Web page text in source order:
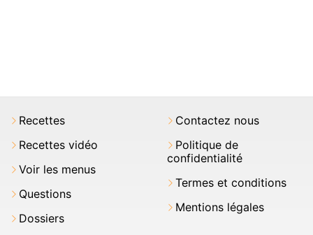
Recettes
Recettes vidéo
Voir les menus
Questions
Dossiers
Contactez nous
Politique de
confidentialité
Termes et conditions
Mentions légales